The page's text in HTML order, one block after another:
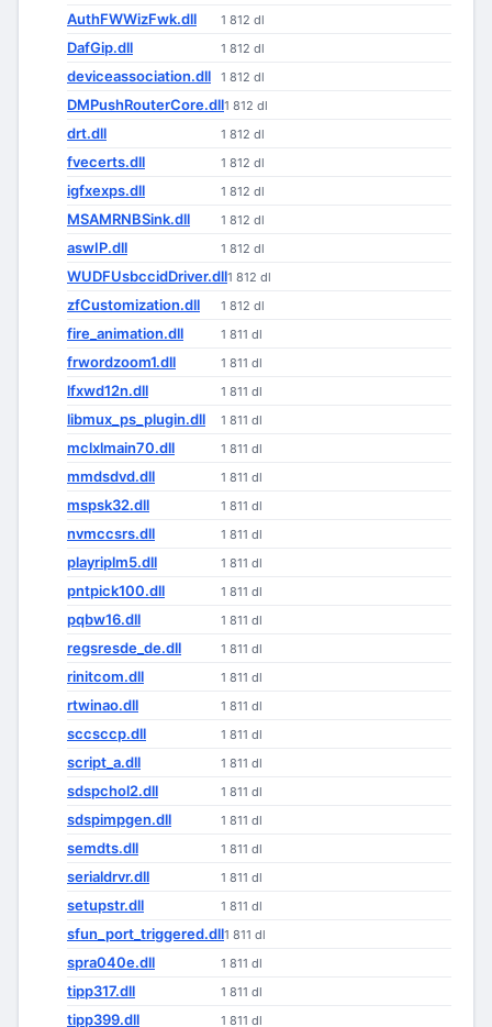
AuthFWWizFwk.dll 1 812 dl
DafGip.dll 1 812 dl
deviceassociation.dll 1 812 dl
DMPushRouterCore.dll1 812 dl
drt.dll 1 812 dl
fvecerts.dll 1 812 dl
igfxexps.dll 1 812 dl
MSAMRNBSink.dll 1 812 dl
aswIP.dll 1 812 dl
WUDFUsbccidDriver.dll1 812 dl
zfCustomization.dll 1 812 dl
fire_animation.dll 1 811 dl
frwordzoom1.dll 1 811 dl
lfxwd12n.dll 1 811 dl
libmux_ps_plugin.dll 1 811 dl
mclxlmain70.dll 1 811 dl
mmdsdvd.dll 1 811 dl
mspsk32.dll 1 811 dl
nvmccsrs.dll 1 811 dl
playriplm5.dll 1 811 dl
pntpick100.dll 1 811 dl
pqbw16.dll 1 811 dl
regsresde_de.dll 1 811 dl
rinitcom.dll 1 811 dl
rtwinao.dll 1 811 dl
sccsccp.dll 1 811 dl
script_a.dll 1 811 dl
sdspchol2.dll 1 811 dl
sdspimpgen.dll 1 811 dl
semdts.dll 1 811 dl
serialdrvr.dll 1 811 dl
setupstr.dll 1 811 dl
sfun_port_triggered.dll1 811 dl
spra040e.dll 1 811 dl
tipp317.dll 1 811 dl
tipp399.dll 1 811 dl